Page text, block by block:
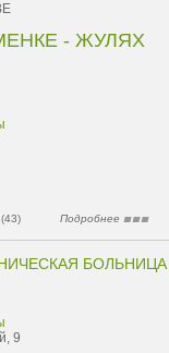
- ЖУЛЯХ
Подробнее
БОЛЬНИЦА
9